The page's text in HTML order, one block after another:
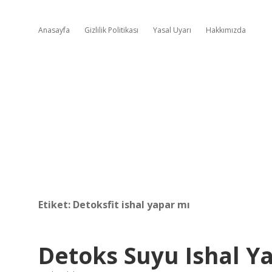
Anasayfa Gizlilik Politikası Yasal Uyarı Hakkımızda
Etiket: Detoksfit ishal yapar mı
Detoks Suyu Ishal